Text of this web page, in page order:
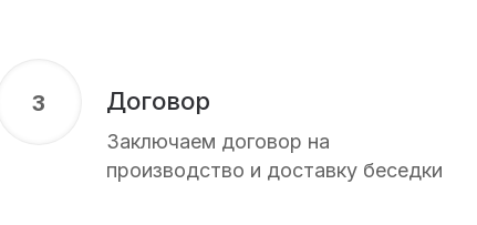
3 Договор
Заключаем договор на
производство и доставку беседки